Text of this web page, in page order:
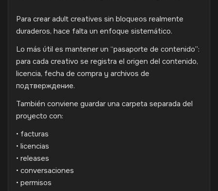
Para crear adult creatives sin bloqueos realmente
duraderos, hace falta un enfoque sistemático.
Lo más útil es mantener un “pasaporte de contenido”:
para cada creativo se registra el origen del contenido,
licencia, fecha de compra y archivos de
подтверждение.
También conviene guardar una carpeta separada del
proyecto con:
• facturas
• licencias
• releases
• conversaciones
• permisos